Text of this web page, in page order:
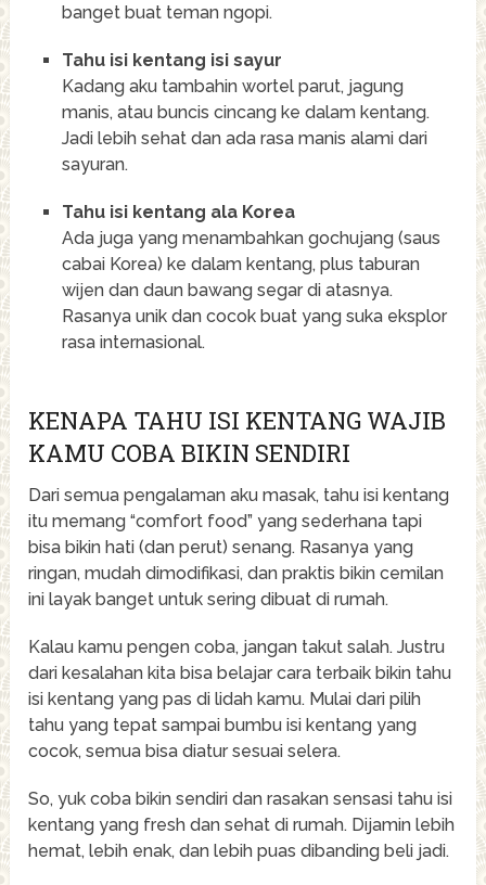
banget buat teman ngopi.
Tahu isi kentang isi sayur
Kadang aku tambahin wortel parut, jagung
manis, atau buncis cincang ke dalam kentang.
Jadi lebih sehat dan ada rasa manis alami dari
sayuran.
Tahu isi kentang ala Korea
Ada juga yang menambahkan gochujang (saus
cabai Korea) ke dalam kentang, plus taburan
wijen dan daun bawang segar di atasnya.
Rasanya unik dan cocok buat yang suka eksplor
rasa internasional.
KENAPA TAHU ISI KENTANG WAJIB
KAMU COBA BIKIN SENDIRI
Dari semua pengalaman aku masak, tahu isi kentang
itu memang “comfort food” yang sederhana tapi
bisa bikin hati (dan perut) senang. Rasanya yang
ringan, mudah dimodifikasi, dan praktis bikin cemilan
ini layak banget untuk sering dibuat di rumah.
Kalau kamu pengen coba, jangan takut salah. Justru
dari kesalahan kita bisa belajar cara terbaik bikin tahu
isi kentang yang pas di lidah kamu. Mulai dari pilih
tahu yang tepat sampai bumbu isi kentang yang
cocok, semua bisa diatur sesuai selera.
So, yuk coba bikin sendiri dan rasakan sensasi tahu isi
kentang yang fresh dan sehat di rumah. Dijamin lebih
hemat, lebih enak, dan lebih puas dibanding beli jadi.